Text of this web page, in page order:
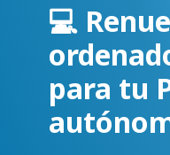
💻
para tu